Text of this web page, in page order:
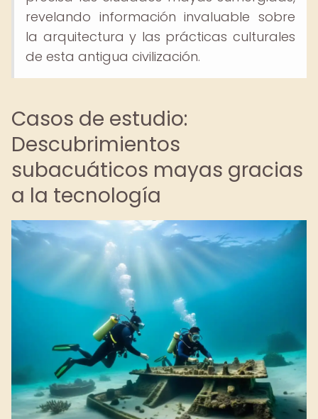
revelando información invaluable sobre
la arquitectura y las prácticas culturales
de esta antigua civilización.
Casos de estudio:
Descubrimientos
subacuáticos mayas gracias
a la tecnología